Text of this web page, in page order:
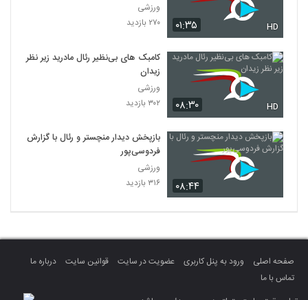
۰۱:۳۵ HD
ورزشی
۲۷۰ بازدید
۰۸:۳۰ HD
کامبک‌ های بی‌نظیر رئال مادرید زیر نظر
زیدان
ورزشی
۳۰۲ بازدید
۰۸:۴۴
بازپخش دیدار منچستر و رئال با گزارش
فردوسی‌پور
ورزشی
۳۱۶ بازدید
صفحه اصلی ورود به پنل کاربری عضویت در سایت قوانین سایت
درباره ما
تماس با ما